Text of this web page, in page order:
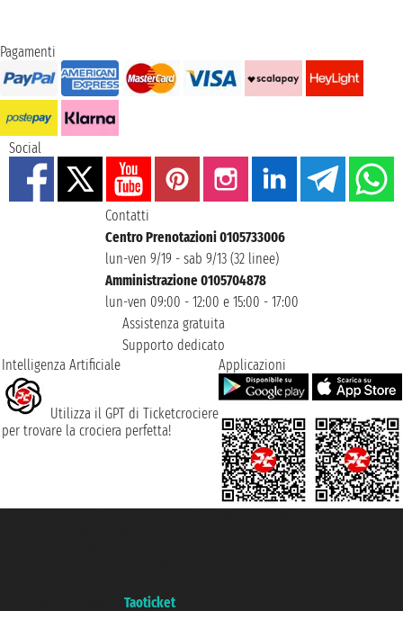
Pagamenti
Social
Contatti
Centro Prenotazioni 0105733006
lun-ven 9/19 - sab 9/13 (32 linee)
Amministrazione 0105704878
lun-ven 09:00 - 12:00 e 15:00 - 17:00
Assistenza gratuita
Supporto dedicato
Intelligenza Artificiale
Utilizza il GPT di Ticketcrociere
per trovare la crociera perfetta!
Applicazioni
Taoticket